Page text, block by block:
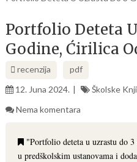
Portfolio Deteta
Godine, Ćirilica
recenzija
pdf
12. Juna 2024.
Školske
Nema komentara
"Portfolio deteta u uzrastu do 3
u predškolskim ustanovama i